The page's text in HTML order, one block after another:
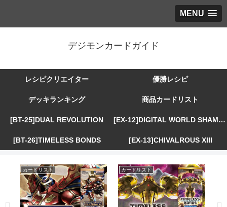
MENU
デジモンカードガイド
レシピクリエイター 優勝レシピ
デッキランキング 商品カードリスト
[BT-25]DUAL REVOLUTION [EX-12]DIGITAL WORLD SHAMBALA
[BT-26]TIMELESS BONDS [EX-13]CHIVALROUS XIII
カードリスト カードリスト